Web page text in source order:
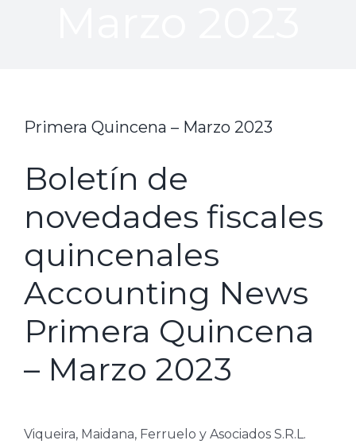
Primera Quincena – Marzo 2023
Boletín de
novedades fiscales
quincenales
Accounting News
Primera Quincena
– Marzo 2023
Viqueira, Maidana, Ferruelo y Asociados S.R.L.